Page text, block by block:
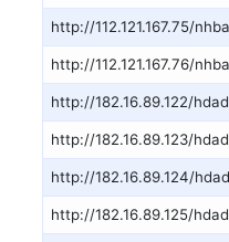
http://112.121.167.75/
http://112.121.167.76/
http://182.16.89.122/
http://182.16.89.123/
http://182.16.89.124/
http://182.16.89.125/